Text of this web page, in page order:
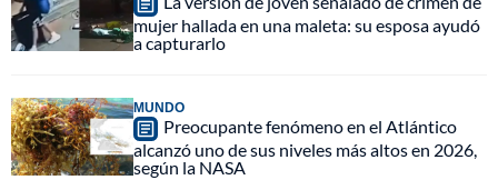
mujer hallada en una maleta: su esposa ayudó
a capturarlo
MUNDO
Preocupante fenómeno en el Atlántico
alcanzó uno de sus niveles más altos en 2026,
según la NASA